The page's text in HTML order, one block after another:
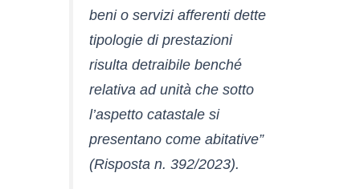
beni o servizi afferenti dette
tipologie di prestazioni
risulta detraibile benché
relativa ad unità che sotto
l’aspetto catastale si
presentano come abitative”
(Risposta n. 392/2023).